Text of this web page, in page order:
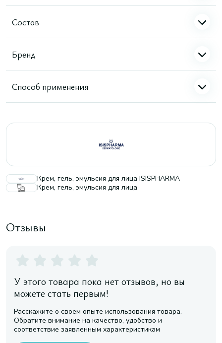
Состав
Бренд
Способ применения
Крем, гель, эмульсия для лица ISISPHARMA
Крем, гель, эмульсия для лица
Отзывы
У этого товара пока нет отзывов, но вы
можете стать первым!
Расскажите о своем опыте использования товара.
Обратите внимание на качество, удобство и
соответствие заявленным характеристикам